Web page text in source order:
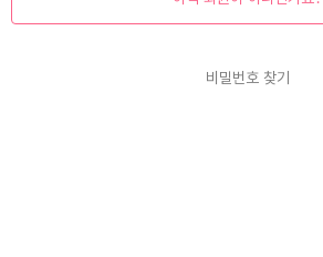
비밀번호 찾기